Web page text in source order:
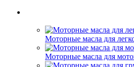
Моторные масла для
Моторные масла для